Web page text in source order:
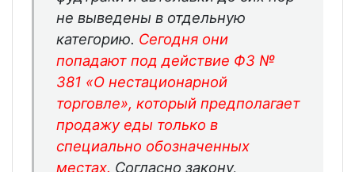
не выведены в отдельную
категорию. Сегодня они
попадают под действие ФЗ №
381 «О нестационарной
торговле», который предполагает
продажу еды только в
специально обозначенных
местах. Согласно закону,